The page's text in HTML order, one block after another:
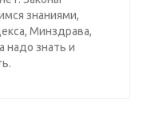
знаниями,
Минздрава,
надо знать и